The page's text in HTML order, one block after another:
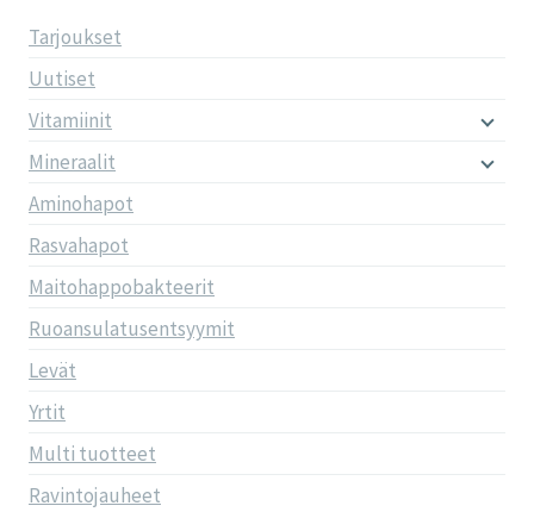
Tarjoukset
Uutiset
Vitamiinit
Mineraalit
Aminohapot
Rasvahapot
Maitohappobakteerit
Ruoansulatusentsyymit
Levät
Yrtit
Multi tuotteet
Ravintojauheet